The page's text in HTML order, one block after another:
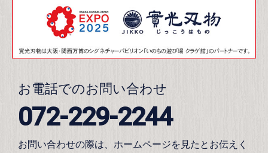
お電話でのお問い合わせ
072-229-2244
お問い合わせの際は、ホームページを見たとお伝えく